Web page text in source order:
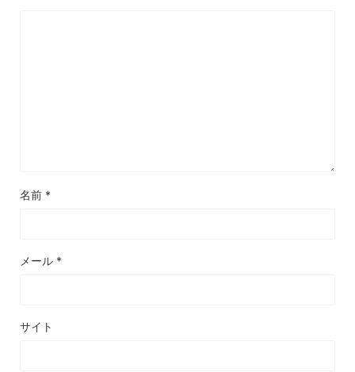
名前 *
メール *
サイト